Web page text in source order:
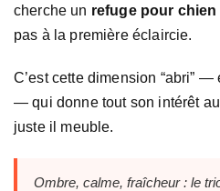
cherche un refuge pour
pas à la première éclaircie.
C’est cette dimension “abri” —
— qui donne tout son intérêt
juste il meuble.
Ombre, calme, fraîcheur : le